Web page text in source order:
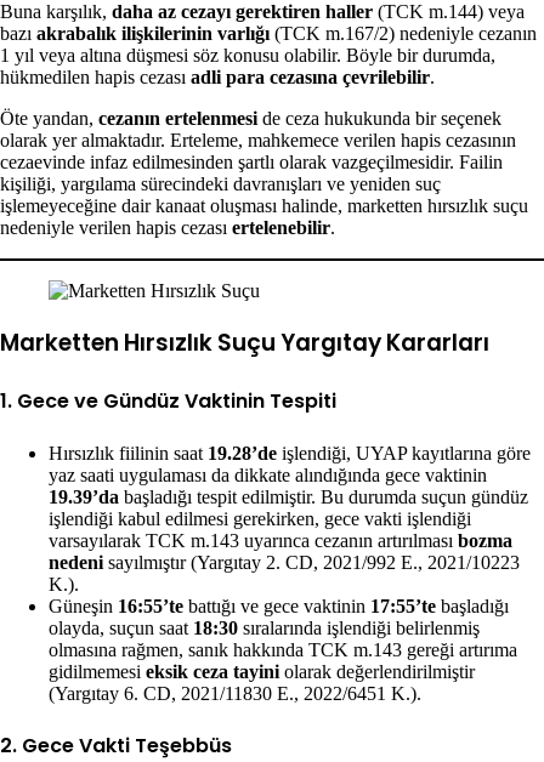
Buna karşılık, daha az cezayı gerektiren haller (TCK m.144) veya
bazı akrabalık ilişkilerinin varlığı (TCK m.167/2) nedeniyle cezanın
1 yıl veya altına düşmesi söz konusu olabilir. Böyle bir durumda,
hükmedilen hapis cezası adli para cezasına çevrilebilir.
Öte yandan, cezanın ertelenmesi de ceza hukukunda bir seçenek
olarak yer almaktadır. Erteleme, mahkemece verilen hapis cezasının
cezaevinde infaz edilmesinden şartlı olarak vazgeçilmesidir. Failin
kişiliği, yargılama sürecindeki davranışları ve yeniden suç
işlemeyeceğine dair kanaat oluşması halinde, marketten hırsızlık suçu
nedeniyle verilen hapis cezası ertelenebilir.
Marketten Hırsızlık Suçu Yargıtay Kararları
1. Gece ve Gündüz Vaktinin Tespiti
Hırsızlık fiilinin saat 19.28’de işlendiği, UYAP kayıtlarına göre
yaz saati uygulaması da dikkate alındığında gece vaktinin
19.39’da başladığı tespit edilmiştir. Bu durumda suçun gündüz
işlendiği kabul edilmesi gerekirken, gece vakti işlendiği
varsayılarak TCK m.143 uyarınca cezanın artırılması bozma
nedeni sayılmıştır (Yargıtay 2. CD, 2021/992 E., 2021/10223
K.).
Güneşin 16:55’te battığı ve gece vaktinin 17:55’te başladığı
olayda, suçun saat 18:30 sıralarında işlendiği belirlenmiş
olmasına rağmen, sanık hakkında TCK m.143 gereği artırıma
gidilmemesi eksik ceza tayini olarak değerlendirilmiştir
(Yargıtay 6. CD, 2021/11830 E., 2022/6451 K.).
2. Gece Vakti Teşebbüs